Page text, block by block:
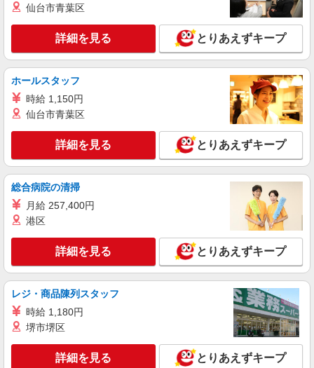
株式会社kotrio /●TK-H-1991973
高崎問屋町駅｜シニア向けマンションで夜勤専
従＊暮らしのお手伝
時給1500円〜2125円 ＜日払い有/週払い有/交
通費全支給(ガソリン代含む)＞
キープ 詳細を見る
株式会社kotrio /●TK-H-1880168
個別ケア重視！高級シニア住宅で巡回やケアな
時給1500円〜2125円 ＜日払い有/週払い有/交
高崎市 交通費全額支給
キープ 詳細を見る
派遣社員
株式会社kotrio /●TK-H-1468486
高崎問屋町駅のシニアマンション▼フロアの巡
回や安否確認など
時給1500円〜2125円 ★即日払いOK★交通費
仙台市青葉区
詳細を見る とりあえずキープ
ホールスタッフ
時給 1,150円
仙台市青葉区
詳細を見る とりあえずキープ
総合病院の清掃
月給 257,400円
港区
詳細を見る とりあえずキープ
レジ・商品陳列スタッフ
時給 1,180円
堺市堺区
詳細を見る とりあえずキープ